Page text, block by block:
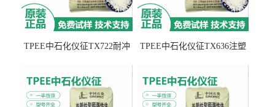
TPEE中石化仪征TX722耐冲
TPEE中石化仪征TX636注塑